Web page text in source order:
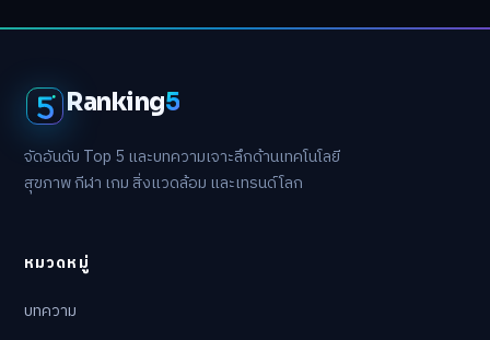
Ranking5
จัดอันดับ Top 5 และบทความเจาะลึกด้านเทคโนโลยี
สุขภาพ กีฬา เกม สิ่งแวดล้อม และเทรนด์โลก
หมวดหมู่
บทความ